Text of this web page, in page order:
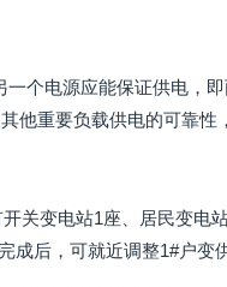
个电源应能保证供电，
重要负载供电的可靠性
关变电站1座、居民变电
后，可就近调整1#户变